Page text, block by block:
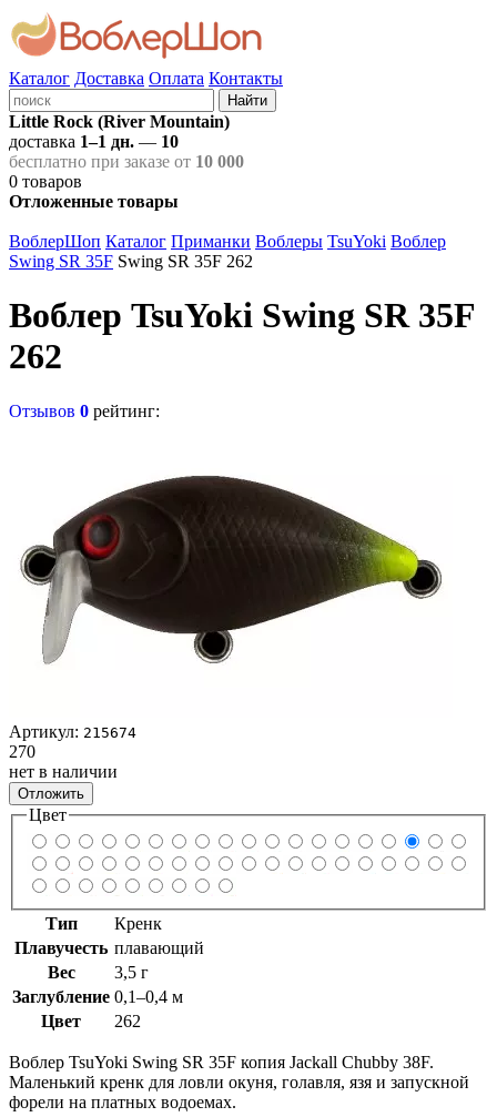
Каталог Доставка Оплата Контакты
Найти
Little Rock (River Mountain)
доставка 1–1 дн. — 10
бесплатно при заказе от 10 000
0 товаров
Отложенные товары
ВоблерШоп Каталог Приманки Воблеры TsuYoki Воблер
Swing SR 35F Swing SR 35F 262
Воблер TsuYoki Swing SR 35F
262
Отзывов 0 рейтинг:
Артикул: 215674
270
нет в наличии
Отложить
Цвет
Тип
Кренк
Плавучесть плавающий
Вес
3,5 г
Заглубление 0,1–0,4 м
Цвет
262
Воблер TsuYoki Swing SR 35F копия Jackall Chubby 38F.
Маленький кренк для ловли окуня, голавля, язя и запускной
форели на платных водоемах.